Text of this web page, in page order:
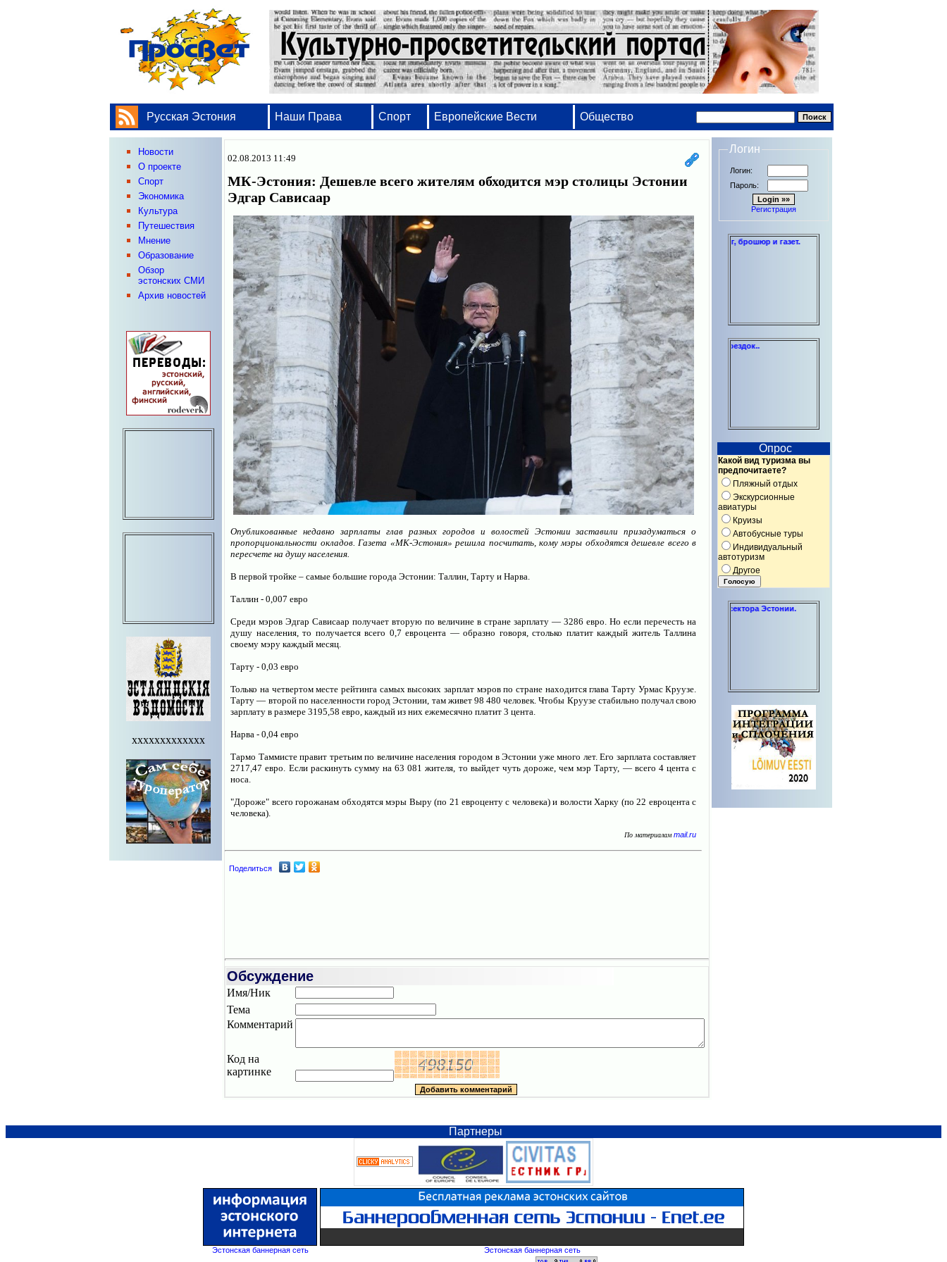
Русская Эстония Наши Права Спорт Европейские Вести Общество
Новости
О проекте
Спорт
Экономика
Культура
Путешествия
Мнение
Образование
Обзор
эстонских СМИ
Архив новостей
xxxxxxxxxxxxx
02.08.2013 11:49
МК-Эстония: Дешевле всего жителям обходится мэр столицы Эстонии
Эдгар Сависаар
Опубликованные недавно зарплаты глав разных городов и волостей Эстонии заставили призадуматься о
пропорциональности окладов. Газета «МК-Эстония» решила посчитать, кому мэры обходятся дешевле всего в
пересчете на душу населения.
В первой тройке – самые большие города Эстонии: Таллин, Тарту и Нарва.
Таллин - 0,007 евро
Среди мэров Эдгар Сависаар получает вторую по величине в стране зарплату — 3286 евро. Но если перечесть на
душу населения, то получается всего 0,7 евроцента — образно говоря, столько платит каждый житель Таллина
своему мэру каждый месяц.
Тарту - 0,03 евро
Только на четвертом месте рейтинга самых высоких зарплат мэров по стране находится глава Тарту Урмас Круузе.
Тарту — второй по населенности город Эстонии, там живет 98 480 человек. Чтобы Круузе стабильно получал свою
зарплату в размере 3195,58 евро, каждый из них ежемесячно платит 3 цента.
Нарва - 0,04 евро
Тармо Таммисте правит третьим по величине населения городом в Эстонии уже много лет. Его зарплата составляет
2717,47 евро. Если раскинуть сумму на 63 081 жителя, то выйдет чуть дороже, чем мэр Тарту, — всего 4 цента с
носа.
"Дороже" всего горожанам обходятся мэры Выру (по 21 евроценту с человека) и волости Харку (по 22 евроцента с
человека).
По материаламmail.ru
Поделиться
Обсуждение
Имя/Ник
Тема
Комментарий
Код на
картинке
Логин
Логин:
Пароль:
Регистрация
Набор, вёрстка, оформление - от проектов и дипломов до книг, брошюр и газет.
Индивидуальные консультации по организации отдыха и бизнес-поездок..
Опрос
Какой вид туризма вы
предпочитаете?
Пляжный отдых
Экскурсионные
авиатуры
Круизы
Автобусные туры
Индивидуальный
автотуризм
Другое
Создание и администрирование сайтов для некоммерческого сектора Эстонии.
Партнеры
Эстонская баннерная сеть Эстонская баннерная сеть